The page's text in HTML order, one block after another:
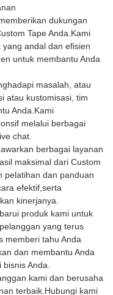
dukungan
Tape Anda.Kami
andal dan efisien
untuk membantu Anda
masalah, atau
atau kustomisasi, tim
Anda.Kami
melalui berbagai
chat.
berbagai layanan
maksimal dari Custom
pelatihan dan panduan
efektif,serta
kinerjanya.
produk kami untuk
yang terus
memberi tahu Anda
dan membantu Anda
Anda.
kami dan berusaha
terbaik.Hubungi kami